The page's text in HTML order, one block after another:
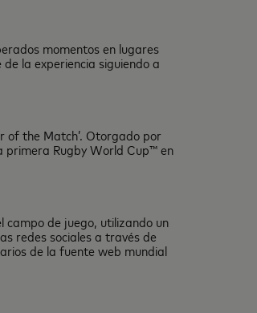
momentos en lugares
la experiencia siguiendo a
of the Match’. Otorgado por
primera Rugby World Cup™ en
campo de juego, utilizando un
redes sociales a través de
de la fuente web mundial